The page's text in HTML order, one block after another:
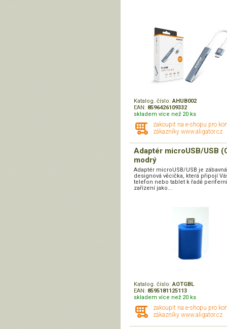
Katalog. číslo:AHUB002
EAN: 8596426109332
skladem více než 20 ks
zakoupit na e-shopu pro
zákazníky www.aligator.cz
Adaptér microUSB/USB
modrý
Adaptér microUSB/USB je zábavná
designová věcička, která připojí
telefon nebo tablet k řadě
zařízení jako...
Katalog. číslo:AOTGBL
EAN: 8595181125113
skladem více než 20 ks
zakoupit na e-shopu pro
zákazníky www.aligator.cz